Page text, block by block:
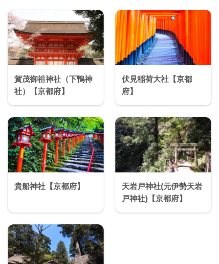
賀茂御祖神社（下鴨神
社）【京都府】
伏見稲荷大社【京都
府】
貴船神社【京都府】
天岩戸神社(元伊勢天岩
戸神社)【京都府】